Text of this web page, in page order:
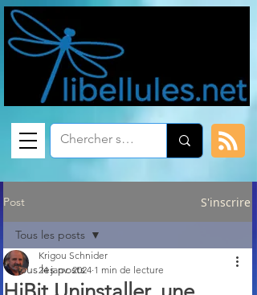
Post S'inscrire
Tous les posts
Tous les posts
Krigou Schnider
24 janv. 2024 1 min de lecture